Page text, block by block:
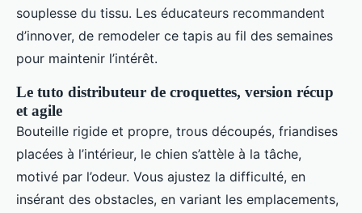
souplesse du tissu. Les éducateurs recommandent
d’innover, de remodeler ce tapis au fil des semaines
pour maintenir l’intérêt.
Le tuto distributeur de croquettes, version récup
et agile
Bouteille rigide et propre, trous découpés, friandises
placées à l’intérieur, le chien s’attèle à la tâche,
motivé par l’odeur. Vous ajustez la difficulté, en
insérant des obstacles, en variant les emplacements,